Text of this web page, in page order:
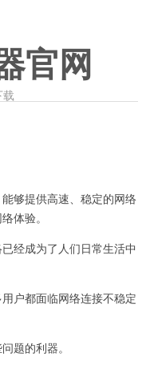
官网
够提供高速、稳定的网络
体验。
经成为了人们日常生活中
户都面临网络连接不稳定
题的利器。